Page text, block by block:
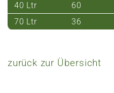
40 Ltr
60
70 Ltr
36
zurück zur Übersicht